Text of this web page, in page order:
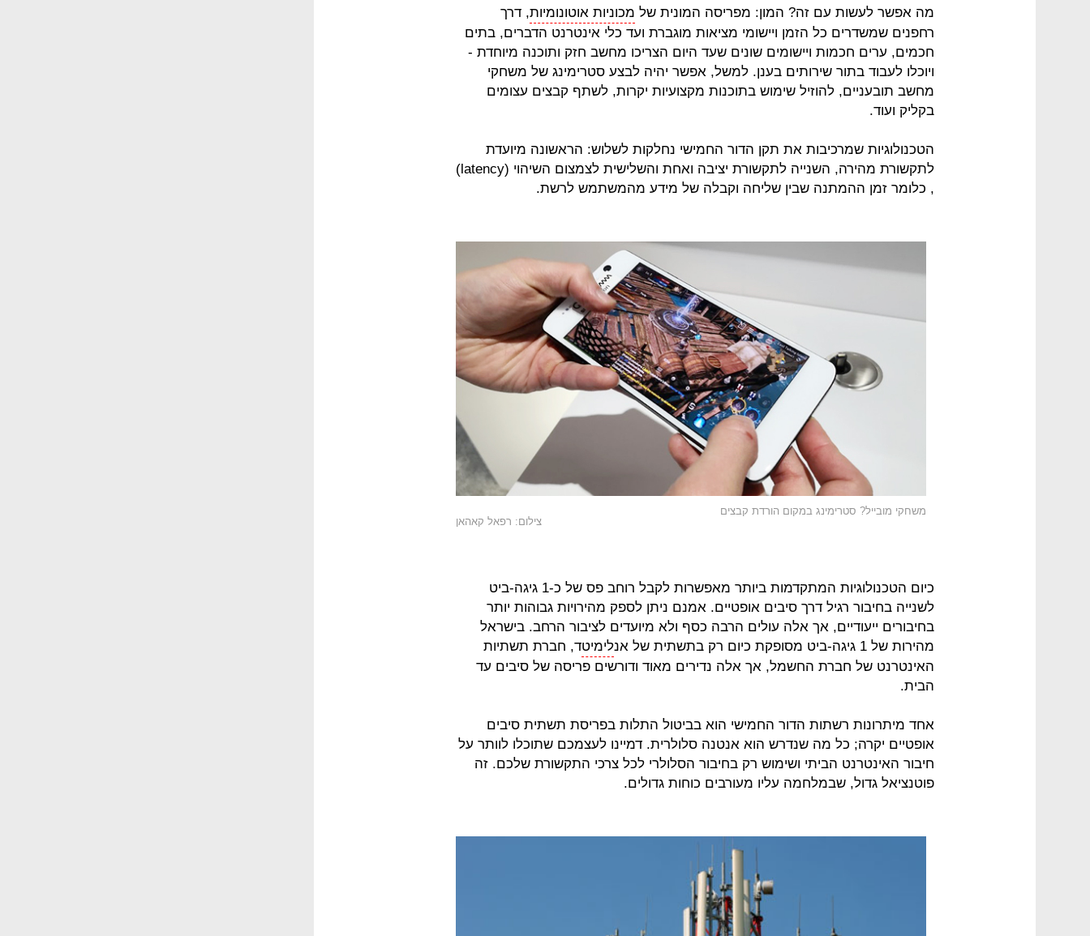
מה אפשר לעשות עם זה? המון: מפריסה המונית של מכוניות אוטונומיות, דרך
רחפנים שמשדרים כל הזמן ויישומי מציאות מוגברת ועד כלי אינטרנט הדברים, בתים
חכמים, ערים חכמות ויישומים שונים שעד היום הצריכו מחשב חזק ותוכנה מיוחדת -
ויוכלו לעבוד בתור שירותים בענן. למשל, אפשר יהיה לבצע סטרימינג של משחקי
מחשב תובעניים, להוזיל שימוש בתוכנות מקצועיות יקרות, לשתף קבצים עצומים
בקליק ועוד.
הטכנולוגיות שמרכיבות את תקן הדור החמישי נחלקות לשלוש: הראשונה מיועדת
לתקשורת מהירה, השנייה לתקשורת יציבה ואחת והשלישית לצמצום השיהוי (latency)
, כלומר זמן ההמתנה שבין שליחה וקבלה של מידע מהמשתמש לרשת.
משחקי מובייל? סטרימינג במקום הורדת קבצים
צילום: רפאל קאהאן
כיום הטכנולוגיות המתקדמות ביותר מאפשרות לקבל רוחב פס של כ-1 גיגה-ביט
לשנייה בחיבור רגיל דרך סיבים אופטיים. אמנם ניתן לספק מהירויות גבוהות יותר
בחיבורים ייעודיים, אך אלה עולים הרבה כסף ולא מיועדים לציבור הרחב. בישראל
מהירות של 1 גיגה-ביט מסופקת כיום רק בתשתית של אנ
לימיטד, חברת תשתיות
האינטרנט של חברת החשמל, אך אלה נדירים מאוד ודורשים פריסה של סיבים עד
הבית.
אחד מיתרונות רשתות הדור החמישי הוא בביטול התלות בפריסת תשתית סיבים
אופטיים יקרה; כל מה שנדרש הוא אנטנה סלולרית. דמיינו לעצמכם שתוכלו לוותר על
חיבור האינטרנט הביתי ושימוש רק בחיבור הסלולרי לכל צרכי התקשורת שלכם. זה
פוטנציאל גדול, שבמלחמה עליו מעורבים כוחות גדולים.